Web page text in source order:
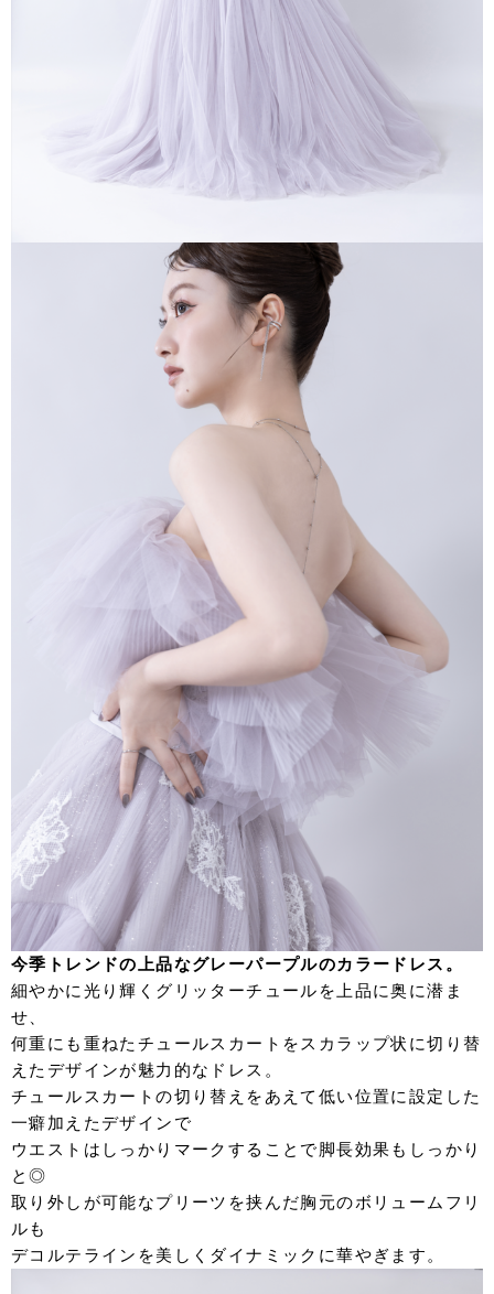
今季トレンドの上品なグレーパープルのカラードレス。
細やかに光り輝くグリッターチュールを上品に奥に潜ま
せ、
何重にも重ねたチュールスカートをスカラップ状に切り替
えた デザインが魅力的なドレス。
チュールスカートの切り替えをあえて低い位置に設定した
一癖加えたデザインで
ウエストはしっかりマークすることで脚長効果もしっかり
と◎
取り外しが可能なプリーツを挟んだ胸元のボリュームフリ
ルも
デコルテラインを美しくダイナミックに華やぎます。